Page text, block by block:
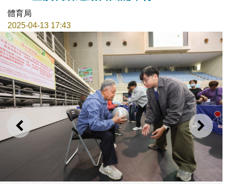
體育局
2025-04-13 17:43
上一則 下一